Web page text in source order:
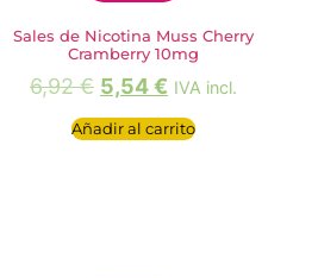
Sales de Nicotina Muss Cherry
Cramberry 10mg
6,92€ 5,54€ IVA incl.
Añadir al carrito